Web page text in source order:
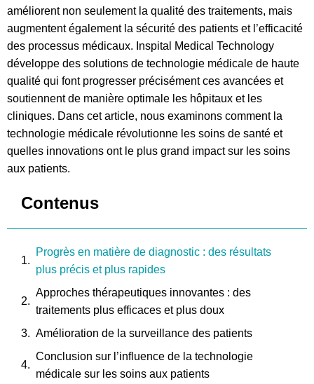
améliorent non seulement la qualité des traitements, mais
augmentent également la sécurité des patients et l’efficacité
des processus médicaux. Inspital Medical Technology
développe des solutions de technologie médicale de haute
qualité qui font progresser précisément ces avancées et
soutiennent de manière optimale les hôpitaux et les
cliniques. Dans cet article, nous examinons comment la
technologie médicale révolutionne les soins de santé et
quelles innovations ont le plus grand impact sur les soins
aux patients.
Contenus
Progrès en matière de diagnostic : des résultats
plus précis et plus rapides
Approches thérapeutiques innovantes : des
traitements plus efficaces et plus doux
Amélioration de la surveillance des patients
Conclusion sur l’influence de la technologie
médicale sur les soins aux patients